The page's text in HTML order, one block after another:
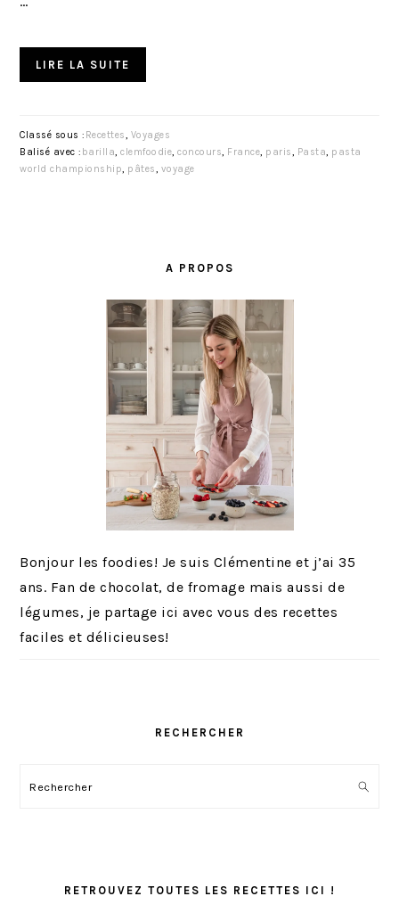
LIRE LA SUITE
Classé sous : Recettes, Voyages
Balisé avec : barilla,clemfoodie,concours, France, paris, Pasta, pasta
world championship, pâtes, voyage
A PROPOS
Bonjour les foodies! Je suis Clémentine et j’ai 35
ans. Fan de chocolat, de fromage mais aussi de
légumes, je partage ici avec vous des recettes
faciles et délicieuses!
RECHERCHER
Rechercher
RETROUVEZ TOUTES LES RECETTES ICI !